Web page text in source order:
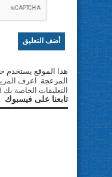
هذا الموقع يستخدم
المزعجة. اعرف
التعليقات الخاصة بك processed
تابعنا على فيسبوك